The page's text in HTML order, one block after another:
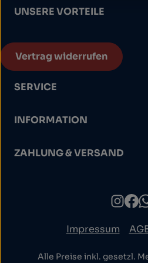
UNSERE VORTEILE
Vertrag widerrufen
SERVICE
INFORMATION
ZAHLUNG & VERSAND
Impressum
Alle Preise inkl. gesetzl.